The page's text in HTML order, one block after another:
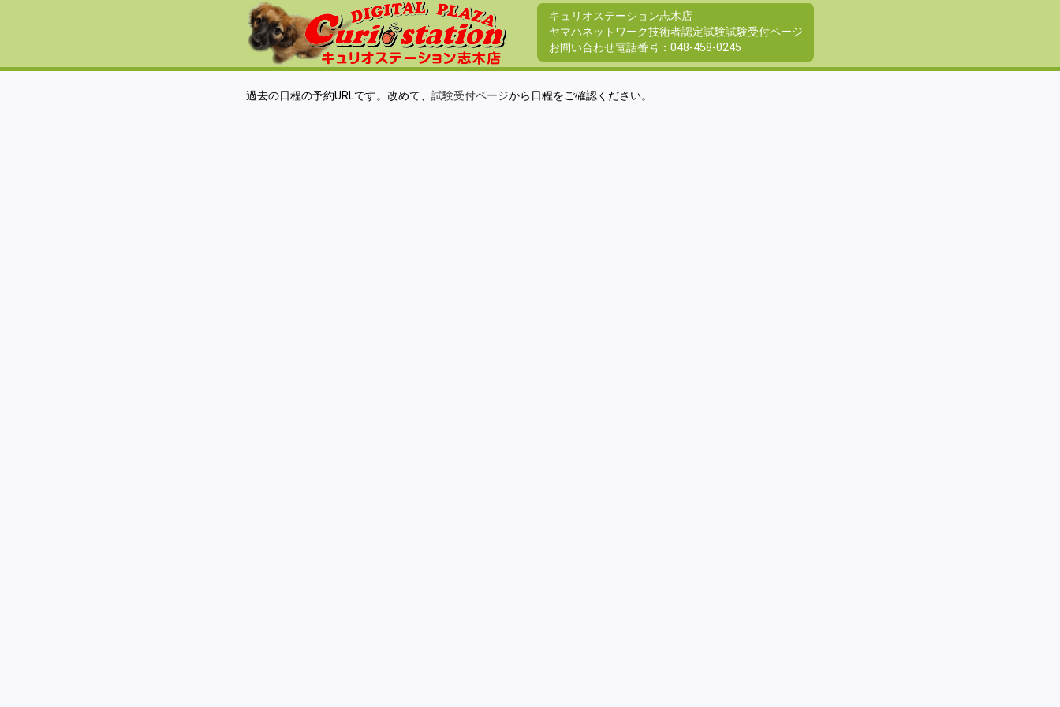
キュリオステーション志木店
ヤマハネットワーク技術者認定試験試験受付ページ
お問い合わせ電話番号： 048-458-0245
過去の日程の予約URLです。改めて、 試験受付ページから日程をご確認ください。